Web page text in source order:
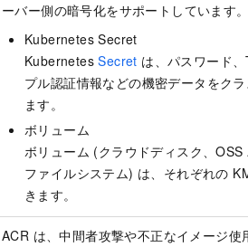
ーバー側の暗号化をサポートしています。
Kubernetes Secret
KubernetesSecret は、パスワード
プル認証情報などの機密データをク
ます。
ボリューム
ボリューム (クラウドディスク、
ファイルシステム) は、それぞれの
きます。
ACR は、中間者攻撃や不正なイメージ使